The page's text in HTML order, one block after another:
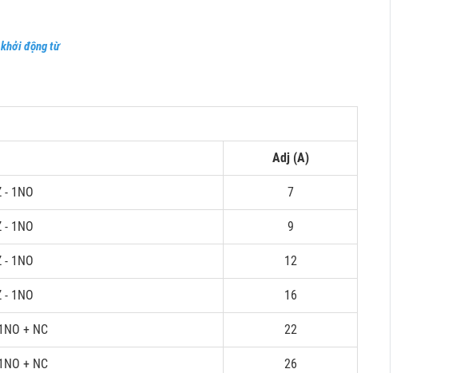
khởi động từ
Adj (A)
1NO 7
1NO 9
1NO 12
1NO 16
+ NC 22
+ NC 26